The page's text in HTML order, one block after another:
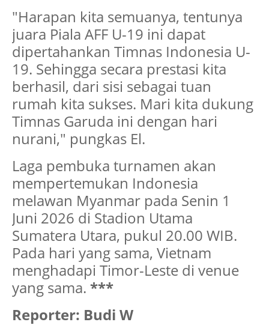
"Harapan kita semuanya, tentunya
juara Piala AFF U-19 ini dapat
dipertahankan Timnas Indonesia U-
19. Sehingga secara prestasi kita
berhasil, dari sisi sebagai tuan
rumah kita sukses. Mari kita dukung
Timnas Garuda ini dengan hari
nurani," pungkas El.
Laga pembuka turnamen akan
mempertemukan Indonesia
melawan Myanmar pada Senin 1
Juni 2026 di Stadion Utama
Sumatera Utara, pukul 20.00 WIB.
Pada hari yang sama, Vietnam
menghadapi Timor-Leste di venue
yang sama. ***
Reporter: Budi W